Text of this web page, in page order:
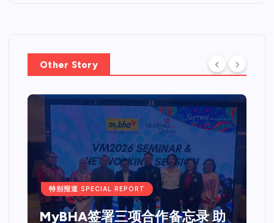
Other Story
特别报道 SPECIAL REPORT
MyBHA签署三项合作备忘录 助